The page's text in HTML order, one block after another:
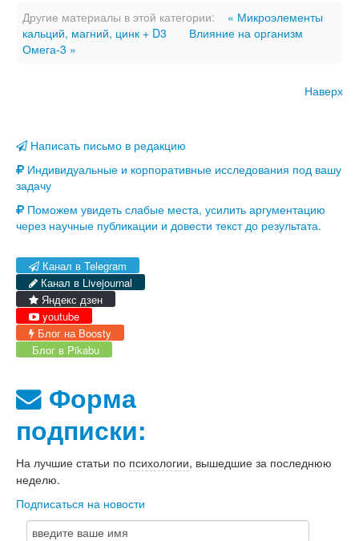
Другие материалы в этой категории:
« Микроэлементы
кальций, магний, цинк + D3
Влияние на организм
Омега-3 »
Наверх
Написать письмо в редакцию
Индивидуальные и корпоративные исследования под вашу
задачу
Поможем увидеть слабые места, усилить аргументацию
через научные публикации и довести текст до результата.
Канал в Telegram
Канал в Livejournal
Яндекс дзен
youtube
Блог на Boosty
Блог в Pikabu
Форма
подписки:
На лучшие статьи по психологии, вышедшие за последнюю
неделю.
Подписаться на новости